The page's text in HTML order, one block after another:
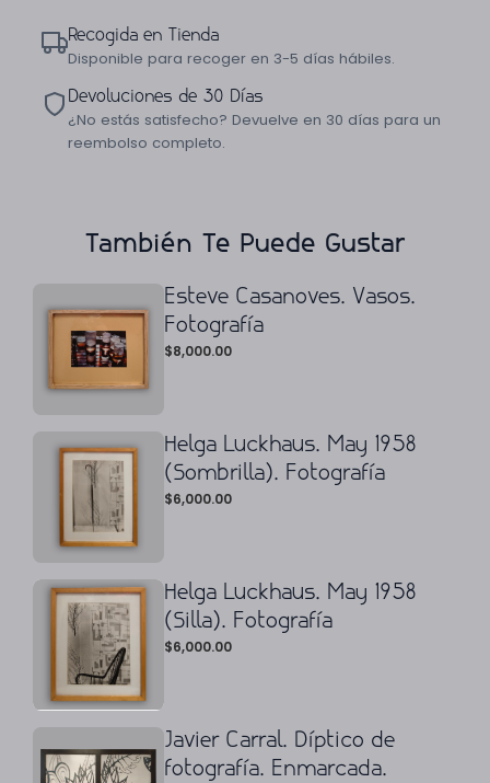
Recogida en Tienda
Disponible para recoger en 3-5 días hábiles.
Devoluciones de 30 Días
¿No estás satisfecho? Devuelve en 30 días para un
reembolso completo.
También Te Puede Gustar
Esteve Casanoves. Vasos.
Fotografía
$8,000.00
Helga Luckhaus. May 1958
(Sombrilla). Fotografía
$6,000.00
Helga Luckhaus. May 1958
(Silla). Fotografía
$6,000.00
Javier Carral. Díptico de
fotografía. Enmarcada.